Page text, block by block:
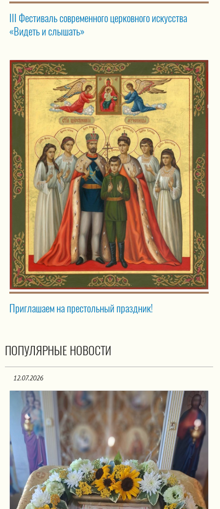
ІІІ Фестиваль современного церковного искусства
«Видеть и слышать»
Приглашаем на престольный праздник!
ПОПУЛЯРНЫЕ НОВОСТИ
12.07.2026